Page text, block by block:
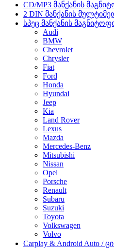
CD/MP3 მანქანის
2 DIN მანქანის
სპეც მანქანის
Audi
BMW
Chevrolet
Chrysler
Fiat
Ford
Honda
Hyundai
Jeep
Kia
Land Rover
Lexus
Mazda
Mercedes-Benz
Mitsubishi
Nissan
Opel
Porsche
Renault
Subaru
Suzuki
Toyota
Volkswagen
Volvo
Carplay & Android Auto /